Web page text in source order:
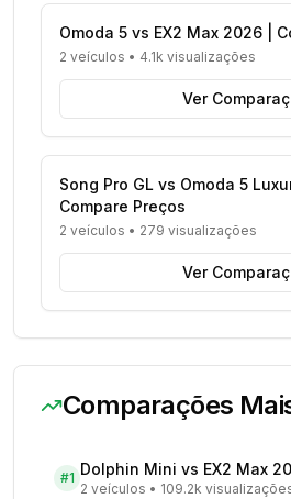
Omoda 5 vs EX2 Max 2026 |
2 veículos • 4.1k visualizações
Ver
Song Pro GL vs Omoda 5
Compare Preços
2 veículos • 279 visualizações
Ver
Comparações
#1
2 veículos • 109.2k